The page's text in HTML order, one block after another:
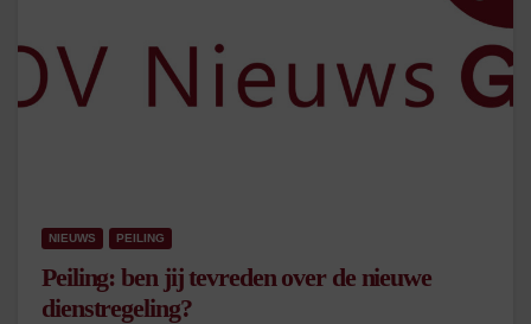
NIEUWS PEILING
Peiling: ben jij tevreden over de nieuwe
dienstregeling?